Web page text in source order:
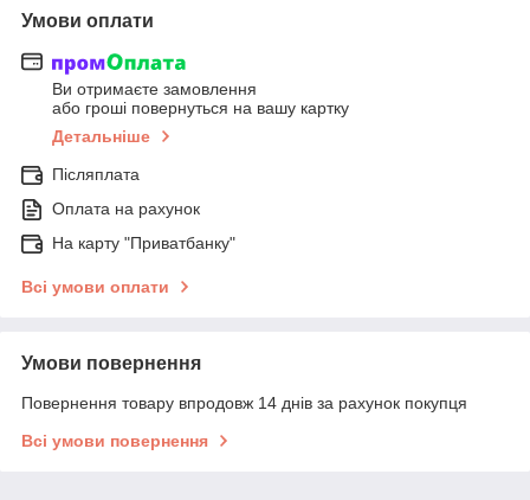
Умови оплати
Ви отримаєте замовлення
або гроші повернуться на вашу картку
Детальніше
Післяплата
Оплата на рахунок
На карту "Приватбанку"
Всі умови оплати
Умови повернення
Повернення товару впродовж 14 днів за рахунок покупця
Всі умови повернення